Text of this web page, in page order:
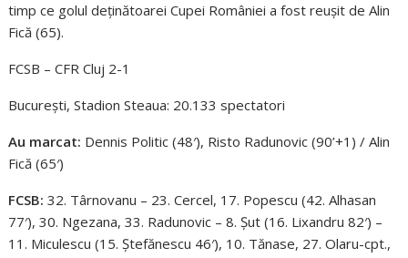
timp ce golul deținătoarei Cupei României a fost reușit de Alin
Fică (65).
FCSB – CFR Cluj 2-1
București, Stadion Steaua: 20.133 spectatori
Au marcat: Dennis Politic (48′), Risto Radunovic (90’+1) / Alin
Fică (65′)
FCSB: 32. Târnovanu – 23. Cercel, 17. Popescu (42. Alhasan
77′), 30. Ngezana, 33. Radunovic – 8. Șut (16. Lixandru 82′) –
11. Miculescu (15. Ștefănescu 46′), 10. Tănase, 27. Olaru-cpt.,